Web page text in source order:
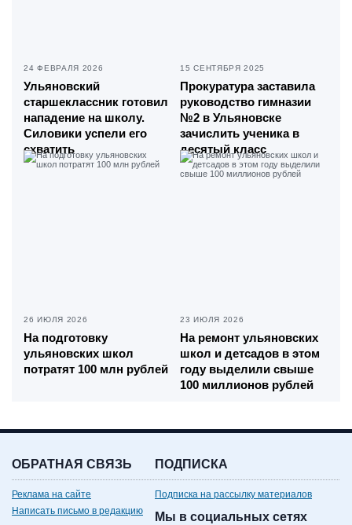
24 ФЕВРАЛЯ 2026
Ульяновский
старшеклассник готовил
нападение на школу.
Силовики успели его
схватить
15 СЕНТЯБРЯ 2025
Прокуратура заставила
руководство гимназии
№2 в Ульяновске
зачислить ученика в
десятый класс
26 ИЮЛЯ 2026
На подготовку
ульяновских школ
потратят 100 млн рублей
23 ИЮЛЯ 2026
На ремонт ульяновских
школ и детсадов в этом
году выделили свыше
100 миллионов рублей
ОБРАТНАЯ СВЯЗЬ
Реклама на сайте
Написать письмо в редакцию
ПОДПИСКА
Подписка на рассылку материалов
Мы в социальных сетях